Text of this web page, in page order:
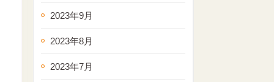
2023年9月
2023年8月
2023年7月